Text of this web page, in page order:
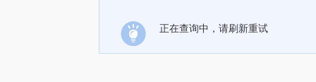
正在查询中，请刷新重试